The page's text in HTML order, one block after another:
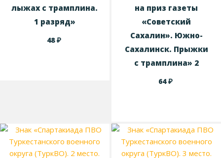
лыжах с трамплина.
1 разряд»
48₽
на приз газеты
«Советский
Сахалин». Южно-
Сахалинск. Прыжки
с трамплина» 2
64₽